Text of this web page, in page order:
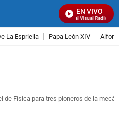
EN VIVO
Señal Visual Radio
La Espriella Papa León XIV
de Física para tres pioneros de la